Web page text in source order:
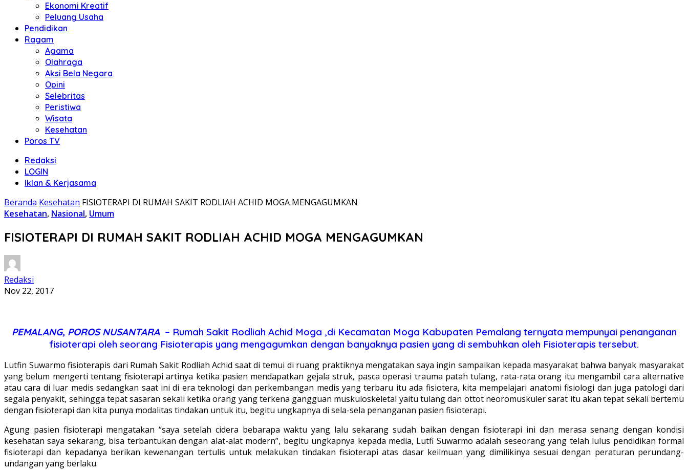
Ekonomi Kreatif
Peluang Usaha
Pendidikan
Ragam
Agama
Olahraga
Aksi Bela Negara
Opini
Selebritas
Peristiwa
Wisata
Kesehatan
Poros TV
Redaksi
LOGIN
Iklan & Kerjasama
Beranda Kesehatan FISIOTERAPI DI RUMAH SAKIT RODLIAH ACHID MOGA MENGAGUMKAN
Kesehatan, Nasional, Umum
FISIOTERAPI DI RUMAH SAKIT RODLIAH ACHID MOGA MENGAGUMKAN
Redaksi
Nov 22, 2017
PEMALANG, POROS NUSANTARA – Rumah Sakit Rodliah Achid Moga ,di Kecamatan Moga Kabupaten Pemalang ternyata mempunyai penanganan
fisioterapi oleh seorang Fisioterapis yang mengagumkan dengan banyaknya pasien yang di sembuhkan oleh Fisioterapis tersebut.
Lutfin Suwarmo fisioterapis dari Rumah Sakit Rodliah Achid saat di temui di ruang praktiknya mengatakan saya ingin sampaikan kepada masyarakat bahwa banyak masyarakat
yang belum mengerti tentang fisioterapi artinya ketika pasien mendapatkan gejala struk, pasca operasi trauma patah tulang, rata-rata orang itu mengambil cara alternative
atau cara di luar medis sedangkan saat ini di era teknologi dan perkembangan medis yang terbaru itu ada fisiotera, kita mempelajari anatomi fisiologi dan juga patologi dari
segala penyakit, sehingga tepat sasaran sekali ketika orang yang terkena gangguan muskuloskeletal yaitu tulang dan ottot neoromuskuler sarat itu akan tepat sekali bertemu
dengan fisioterapi dan kita punya modalitas tindakan untuk itu, begitu ungkapnya di sela-sela penanganan pasien fisioterapi.
Agung pasien fisioterapi mengatakan “saya setelah cidera bebarapa waktu yang lalu sekarang sudah baikan dengan fisioterapi ini dan merasa senang dengan kondisi
kesehatan saya sekarang, bisa terbantukan dengan alat-alat modern”, begitu ungkapnya kepada media, Lutfi Suwarmo adalah seseorang yang telah lulus pendidikan formal
fisioterapi dan kepadanya berikan kewenangan tertulis untuk melakukan tindakan fisioterapi atas dasar keilmuan yang dimilikinya sesuai dengan peraturan perundang-
undangan yang berlaku.